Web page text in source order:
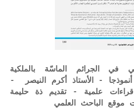
في الجرائم الماسّة بالملكية
أنموذجا - الأستاذ أكرم النيصر -
قراءات علمية - تقديم ذة حليمة
الباحث العلمي